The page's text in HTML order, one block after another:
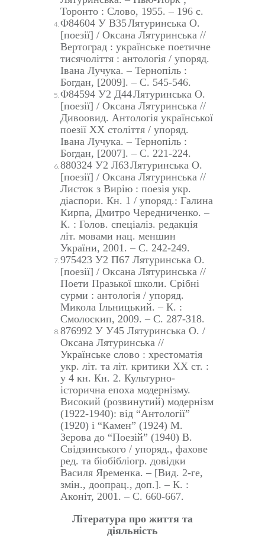
Торонто : Слово, 1955. – 196 с.
Ф84604 У В35Лятуринська О.
[поезії] / Оксана Лятуринська //
Вертоград : українське поетичне
тисячоліття : антологія / упоряд.
Івана Лучука. – Тернопіль :
Богдан, [2009]. – С. 545-546.
Ф84594 У2 Д44Лятуринська О.
[поезії] / Оксана Лятуринська //
Дивоовид. Антологія української
поезії ХХ століття / упоряд.
Івана Лучука. – Тернопіль :
Богдан, [2007]. – С. 221-224.
880324 У2 Л63Лятуринська О.
[поезії] / Оксана Лятуринська //
Листок з Вирію : поезія укр.
діаспори. Кн. 1 / упоряд.: Галина
Кирпа, Дмитро Чередниченко. –
К. : Голов. спеціаліз. редакція
літ. мовами нац. меншин
України, 2001. – С. 242-249.
975423 У2 П67 Лятуринська О.
[поезії] / Оксана Лятуринська //
Поети Празької школи. Срібні
сурми : антологія / упоряд.
Микола Ільницький. – К. :
Смолоскип, 2009. – С. 287-318.
876992 У У45 Лятуринська О. /
Оксана Лятуринська //
Українське слово : хрестоматія
укр. літ. та літ. критики ХХ ст. :
у 4 кн. Кн. 2. Культурно-
історична епоха модернізму.
Високий (розвинутий) модернізм
(1922-1940): від “Антології”
(1920) і “Камен” (1924) М.
Зерова до “Поезій” (1940) В.
Свідзинського / упоряд., фахове
ред. та біобібліогр. довідки
Василя Яременка. – [Вид. 2-ге,
змін., доопрац., доп.]. – К. :
Аконіт, 2001. – С. 660-667.
Література про життя та
діяльність